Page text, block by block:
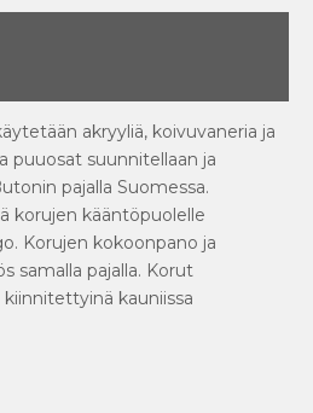
akryyliä, koivuvaneria ja
puuosat suunnitellaan ja
pajalla Suomessa.
korujen kääntöpuolelle
Korujen kokoonpano ja
samalla pajalla. Korut
kauniissa